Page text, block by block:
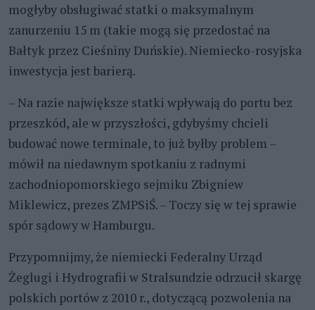
mogłyby obsługiwać statki o maksymalnym
zanurzeniu 15 m (takie mogą się przedostać na
Bałtyk przez Cieśniny Duńskie). Niemiecko-rosyjska
inwestycja jest barierą.
– Na razie największe statki wpływają do portu bez
przeszkód, ale w przyszłości, gdybyśmy chcieli
budować nowe terminale, to już byłby problem –
mówił na niedawnym spotkaniu z radnymi
zachodniopomorskiego sejmiku Zbigniew
Miklewicz, prezes ZMPSiŚ. – Toczy się w tej sprawie
spór sądowy w Hamburgu.
Przypomnijmy, że niemiecki Federalny Urząd
Żeglugi i Hydrografii w Stralsundzie odrzucił skargę
polskich portów z 2010 r., dotyczącą pozwolenia na